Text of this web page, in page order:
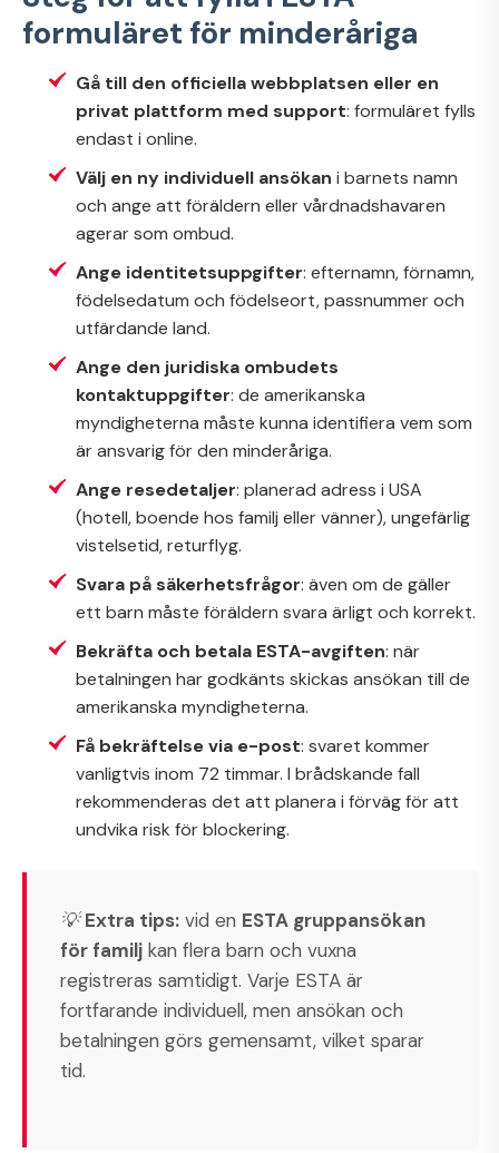
formuläret för minderåriga
Gå till den officiella webbplatsen eller en
privat plattform med support: formuläret fylls
endast i online.
Välj en ny individuell ansökan i barnets namn
och ange att föräldern eller vårdnadshavaren
agerar som ombud.
Ange identitetsuppgifter: efternamn, förnamn,
födelsedatum och födelseort, passnummer och
utfärdande land.
Ange den juridiska ombudets
kontaktuppgifter: de amerikanska
myndigheterna måste kunna identifiera vem som
är ansvarig för den minderåriga.
Ange resedetaljer: planerad adress i USA
(hotell, boende hos familj eller vänner), ungefärlig
vistelsetid, returflyg.
Svara på säkerhetsfrågor: även om de gäller
ett barn måste föräldern svara ärligt och korrekt.
Bekräfta och betala ESTA-avgiften: när
betalningen har godkänts skickas ansökan till de
amerikanska myndigheterna.
Få bekräftelse via e-post: svaret kommer
vanligtvis inom 72 timmar. I brådskande fall
rekommenderas det att planera i förväg för att
undvika risk för blockering.
💡Extra tips: vid en ESTA gruppansökan
för familj kan flera barn och vuxna
registreras samtidigt. Varje ESTA är
fortfarande individuell, men ansökan och
betalningen görs gemensamt, vilket sparar
tid.